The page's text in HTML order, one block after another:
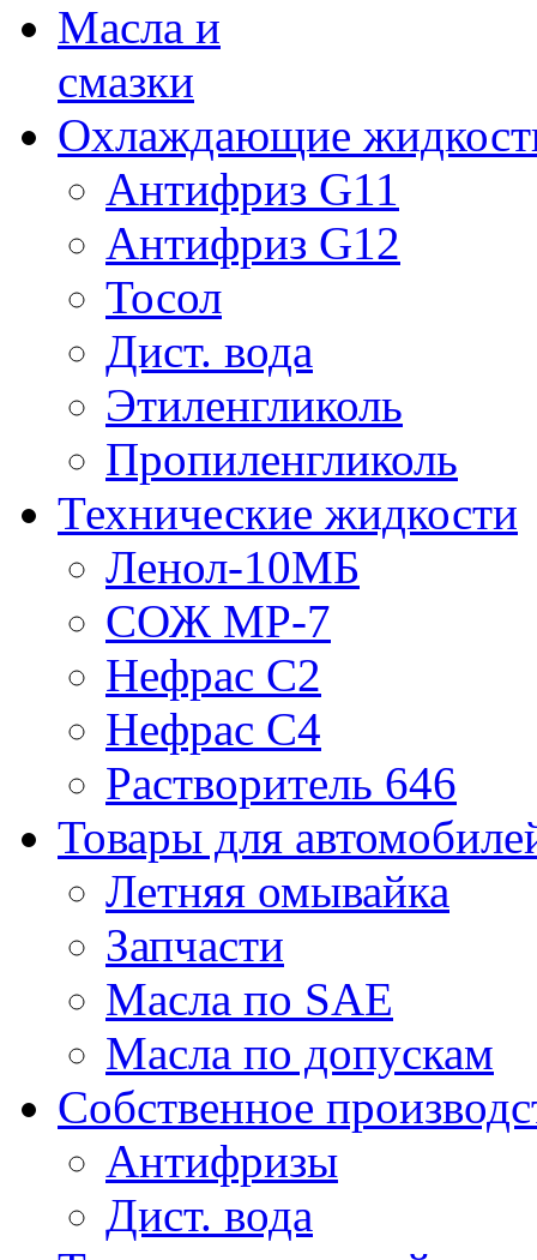
Масла и
смазки
Охлаждающие
Антифриз G11
Антифриз G12
Тосол
Дист. вода
Этиленгликоль
Пропиленгликоль
Технические жидкости
Ленол-10МБ
СОЖ МР-7
Нефрас С2
Нефрас С4
Растворитель 646
Товары для
Летняя омывайка
Запчасти
Масла по SAE
Масла по допускам
Собственное
Антифризы
Дист. вода